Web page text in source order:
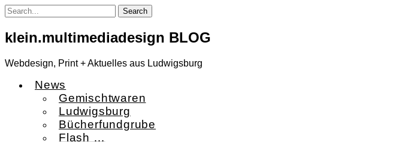
Skip
to
content
klein.multimediadesign BLOG
Webdesign, Print + Aktuelles aus Ludwigsburg
News
Gemischtwaren
Ludwigsburg
Bücherfundgrube
Flash …